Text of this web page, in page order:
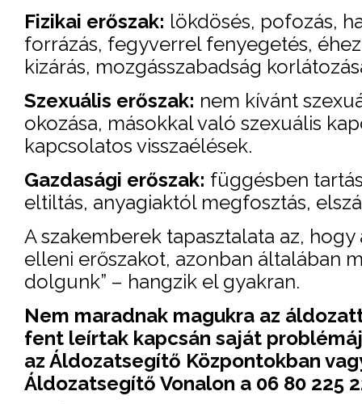
Fizikai erőszak: lökdösés, pofozás,
forrázás, fegyverrel fenyegetés,
kizárás, mozgásszabadság
Szexuális erőszak: nem kívánt
okozása, másokkal való szexuális
kapcsolatos visszaélések.
Gazdasági erőszak: függésben
eltiltás, anyagiaktól megfosztás,
A szakemberek tapasztalata az,
elleni erőszakot, azonban általában
dolgunk” – hangzik el gyakran.
Nem maradnak magukra az
fent leírtak kapcsán saját
az Áldozatsegítő Központokban
Áldozatsegítő Vonalon a 06 80 225